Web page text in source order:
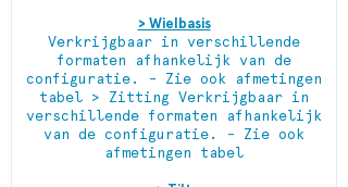
> Wielbasis
Verkrijgbaar in verschillende
formaten afhankelijk van de
configuratie. - Zie ook afmetingen
tabel > Zitting Verkrijgbaar in
verschillende formaten afhankelijk
van de configuratie. - Zie ook
afmetingen tabel